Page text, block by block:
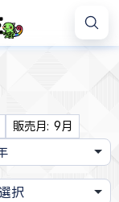
販売月: 9月